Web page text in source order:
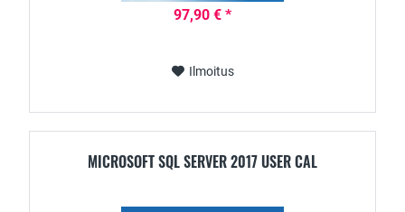
97,90 € *
Ilmoitus
MICROSOFT SQL SERVER 2017 USER CAL